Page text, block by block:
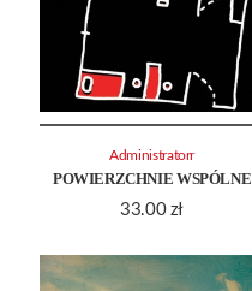
POWIERZCHNIE WSPÓLNE
33.00 zł
Administratorr